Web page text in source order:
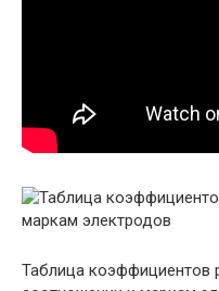
Таблица коэффициентов